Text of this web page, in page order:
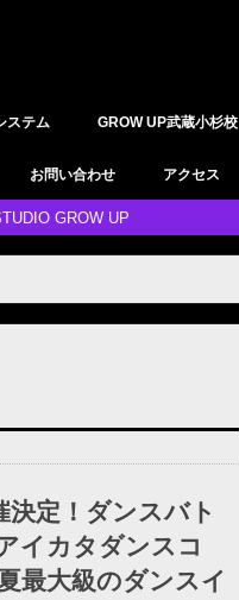
ステム
スタジオ
GROW UP武蔵小杉校
お問い合わせ アクセス
GROW UP
定！ダンスバト
イカタダンスコ
最大級のダンスイ